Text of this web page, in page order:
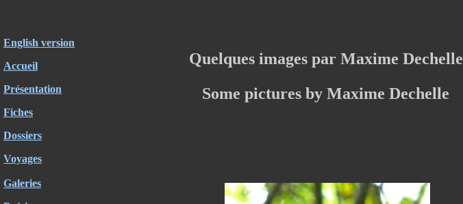
English version
Accueil
Présentation
Fiches
Dossiers
Voyages
Galeries
Quelques images par Maxime Dechelle
Some pictures by Maxime Dechelle